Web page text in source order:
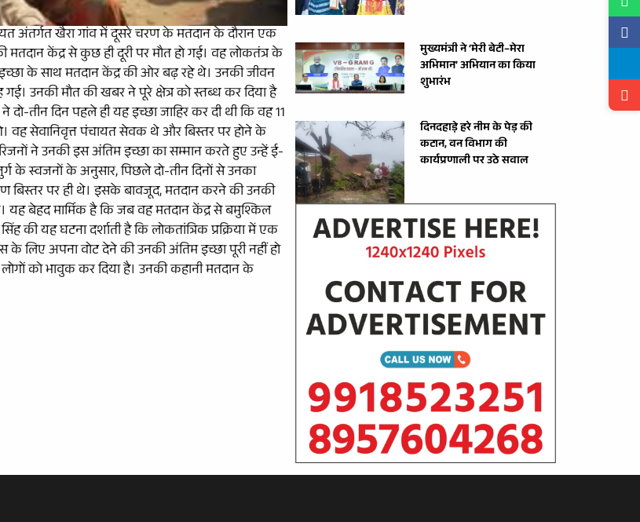
अंतर्गत खैरा गांव में दूसरे चरण के मतदान के दौरान एक
मतदान केंद्र से कुछ ही दूरी पर मौत हो गई। वह लोकतंत्र के
के साथ मतदान केंद्र की ओर बढ़ रहे थे। उनकी जीवन
उनकी मौत की खबर ने पूरे क्षेत्र को स्तब्ध कर दिया है
तीन दिन पहले ही यह इच्छा जाहिर कर दी थी कि वह 11
वह सेवानिवृत्त पंचायत सेवक थे और बिस्तर पर होने के
ने उनकी इस अंतिम इच्छा का सम्मान करते हुए उन्हें ई-
के स्वजनों के अनुसार, पिछले दो-तीन दिनों से उनका
पर ही थे। इसके बावजूद, मतदान करने की उनकी
यह बेहद मार्मिक है कि जब वह मतदान केंद्र से बमुश्किल
की यह घटना दर्शाती है कि लोकतांत्रिक प्रक्रिया में एक
के लिए अपना वोट देने की उनकी अंतिम इच्छा पूरी नहीं हो
को भावुक कर दिया है। उनकी कहानी मतदान के
मुख्यमंत्री ने ‘मेरी बेटी–मेरा
अभिमान’ अभियान का किया
शुभारंभ
दिनदहाड़े हरे नीम के पेड़ की
कटान, वन विभाग की
कार्यप्रणाली पर उठे सवाल